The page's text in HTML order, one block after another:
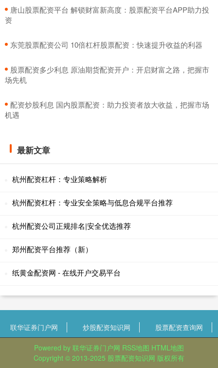
​唐山股票配资平台 解锁财富新高度：股票配资平台APP助力投
资
​东莞股票配资公司 10倍杠杆股票配资：快速提升收益的利器
​股票配资多少利息 原油期货配资开户：开启财富之路，把握市
场先机
​配资炒股利息 国内股票配资：助力投资者放大收益，把握市场
机遇
最新文章
杭州配资杠杆：专业策略解析
杭州配资杠杆：专业安全策略与低息合规平台推荐
杭州配资公司正规排名|安全优选推荐
郑州配资平台推荐（新）
纸黄金配资网 - 在线开户交易平台
联华证券门户网 炒股配资知识网 股票配资查询网
Powered by 联华证券门户网 RSS地图 HTML地图
Copyright © 2013-2025 股票配资知识网 版权所有